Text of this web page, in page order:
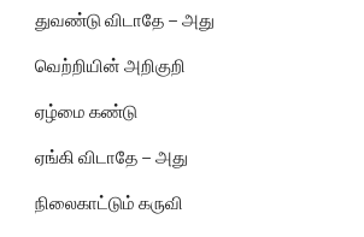
துவண்டு விடாதே – அது
வெற்றியின் அறிகுறி
ஏழ்மை கண்டு
ஏங்கி விடாதே – அது
நிலைகாட்டும் கருவி